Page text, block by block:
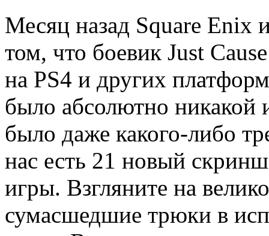
Месяц назад Square Enix
том, что боевик Just
на PS4 и других
было абсолютно никакой
было даже какого-либо
нас есть 21 новый
игры. Взгляните на
сумасшедшие трюки в